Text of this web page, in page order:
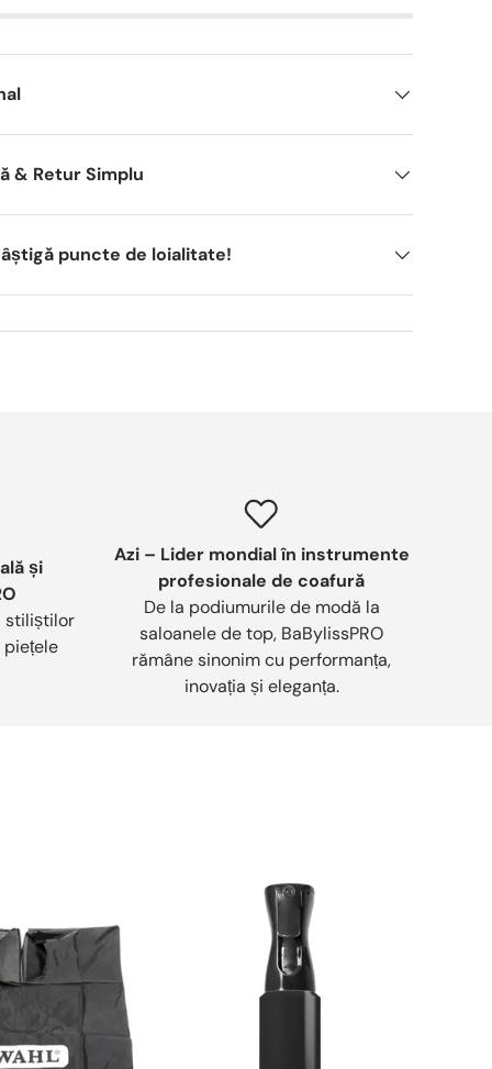
& Retur Simplu
puncte de loialitate!
și
stiliștilor
Azi – Lider mondial în instrumente
profesionale de coafură
De la podiumurile de modă la
saloanele de top, BaBylissPRO
rămâne sinonim cu performanța,
inovația și eleganța.